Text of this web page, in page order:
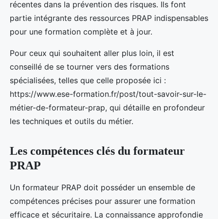
récentes dans la prévention des risques. Ils font
partie intégrante des ressources PRAP indispensables
pour une formation complète et à jour.
Pour ceux qui souhaitent aller plus loin, il est
conseillé de se tourner vers des formations
spécialisées, telles que celle proposée ici :
https://www.ese-formation.fr/post/tout-savoir-sur-le-
métier-de-formateur-prap, qui détaille en profondeur
les techniques et outils du métier.
Les compétences clés du formateur
PRAP
Un formateur PRAP doit posséder un ensemble de
compétences précises pour assurer une formation
efficace et sécuritaire. La connaissance approfondie